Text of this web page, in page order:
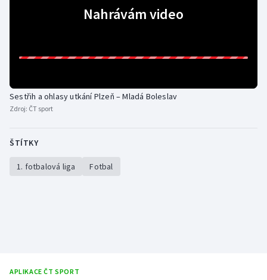
Sportovní střelba
Veslování
Volejbal
Nahrávám video
Sestřih a ohlasy utkání Plzeň – Mladá Boleslav
Zdroj: ČT sport
ŠTÍTKY
1. fotbalová liga Fotbal
APLIKACE ČT SPORT